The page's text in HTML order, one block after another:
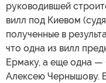
руководившей
вилл под Киевом
полученные в
что одна из вилл
Ермаку, а еще одна
Алексею Чернышову.